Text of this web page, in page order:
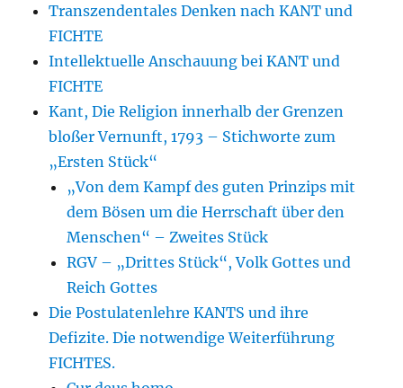
Transzendentales Denken nach KANT und
FICHTE
Intellektuelle Anschauung bei KANT und
FICHTE
Kant, Die Religion innerhalb der Grenzen
bloßer Vernunft, 1793 – Stichworte zum
„Ersten Stück“
„Von dem Kampf des guten Prinzips mit
dem Bösen um die Herrschaft über den
Menschen“ – Zweites Stück
RGV – „Drittes Stück“, Volk Gottes und
Reich Gottes
Die Postulatenlehre KANTS und ihre
Defizite. Die notwendige Weiterführung
FICHTES.